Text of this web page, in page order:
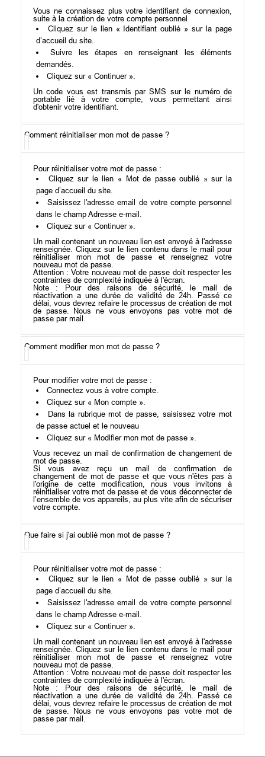
Vous ne connaissez plus votre identifiant de connexion,
suite à la création de votre compte personnel
Cliquez sur le lien « Identifiant oublié » sur la page
d’accueil du site.
Suivre les étapes en renseignant les éléments
demandés.
Cliquez sur « Continuer ».
Un code vous est transmis par SMS sur le numéro de
portable lié à votre compte, vous permettant ainsi
d'obtenir votre identifiant.
Comment réinitialiser mon mot de passe ?
Pour réinitialiser votre mot de passe :
Cliquez sur le lien « Mot de passe oublié » sur la
page d’accueil du site.
Saisissez l'adresse email de votre compte personnel
dans le champ Adresse e-mail.
Cliquez sur « Continuer ».
Un mail contenant un nouveau lien est envoyé à l'adresse
renseignée. Cliquez sur le lien contenu dans le mail pour
réinitialiser mon mot de passe et renseignez votre
nouveau mot de passe.
Attention : Votre nouveau mot de passe doit respecter les
contraintes de complexité indiquée à l'écran.
Note : Pour des raisons de sécurité, le mail de
réactivation a une durée de validité de 24h. Passé ce
délai, vous devrez refaire le processus de création de mot
de passe. Nous ne vous envoyons pas votre mot de
passe par mail.
Comment modifier mon mot de passe ?
Pour modifier votre mot de passe :
Connectez vous à votre compte.
Cliquez sur « Mon compte ».
Dans la rubrique mot de passe, saisissez votre mot
de passe actuel et le nouveau
Cliquez sur « Modifier mon mot de passe ».
Vous recevez un mail de confirmation de changement de
mot de passe.
Si vous avez reçu un mail de confirmation de
changement de mot de passe et que vous n'êtes pas à
l'origine de cette modification, nous vous invitons à
réinitialiser votre mot de passe et de vous déconnecter de
l’ensemble de vos appareils, au plus vite afin de sécuriser
votre compte.
Que faire si j'ai oublié mon mot de passe ?
Pour réinitialiser votre mot de passe :
Cliquez sur le lien « Mot de passe oublié » sur la
page d’accueil du site.
Saisissez l'adresse email de votre compte personnel
dans le champ Adresse e-mail.
Cliquez sur « Continuer ».
Un mail contenant un nouveau lien est envoyé à l'adresse
renseignée. Cliquez sur le lien contenu dans le mail pour
réinitialiser mon mot de passe et renseignez votre
nouveau mot de passe.
Attention : Votre nouveau mot de passe doit respecter les
contraintes de complexité indiquée à l'écran.
Note : Pour des raisons de sécurité, le mail de
réactivation a une durée de validité de 24h. Passé ce
délai, vous devrez refaire le processus de création de mot
de passe. Nous ne vous envoyons pas votre mot de
passe par mail.